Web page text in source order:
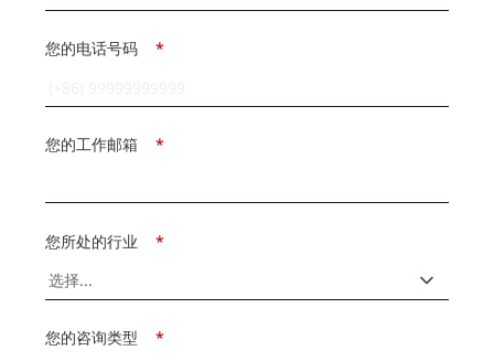
*
您的电话号码
*
您的工作邮箱
*
您所处的行业
*
您的咨询类型